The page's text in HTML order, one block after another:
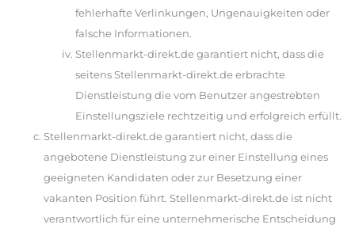
fehlerhafte Verlinkungen, Ungenauigkeiten oder
falsche Informationen.
Stellenmarkt-direkt.de garantiert nicht, dass die
seitens Stellenmarkt-direkt.de erbrachte
Dienstleistung die vom Benutzer angestrebten
Einstellungsziele rechtzeitig und erfolgreich erfüllt.
Stellenmarkt-direkt.de garantiert nicht, dass die
angebotene Dienstleistung zur einer Einstellung eines
geeigneten Kandidaten oder zur Besetzung einer
vakanten Position führt. Stellenmarkt-direkt.de ist nicht
verantwortlich für eine unternehmerische Entscheidung